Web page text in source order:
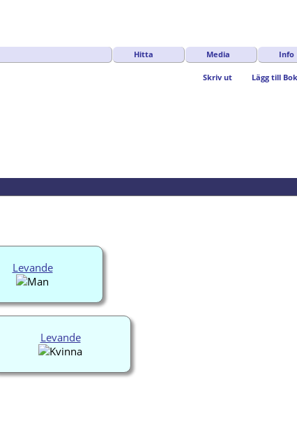
Hitta Media Info
Skriv ut Lägg till
Levande
Levande